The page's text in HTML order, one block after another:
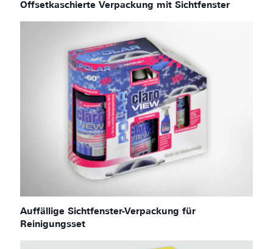
Offsetkaschierte Verpackung mit Sichtfenster
Auffällige Sichtfenster-Verpackung für
Reinigungsset